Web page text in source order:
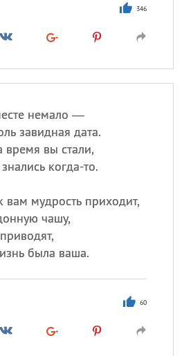
346
немало —
завидная дата.
вы стали,
когда-то.
вам мудрость приходит,
чашу,
была ваша.
60